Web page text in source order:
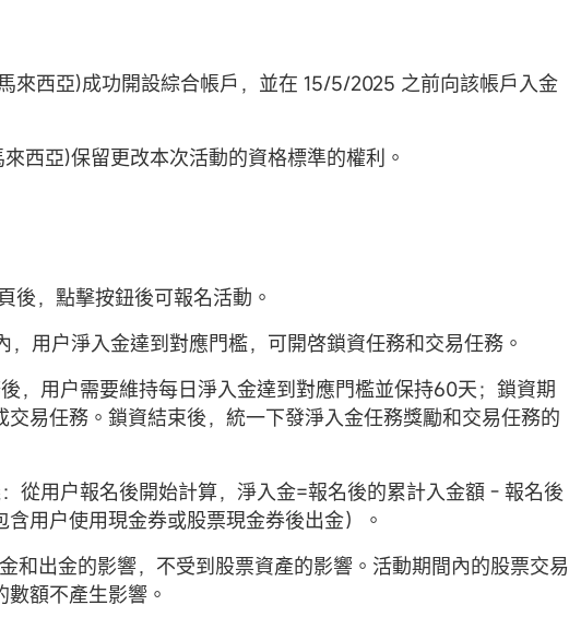
來西亞)成功開設綜合帳戶，並在 15/5/2025 之前向該帳戶入金
西亞)保留更改本次活動的資格標準的權利。
後，點擊按鈕後可報名活動。
，用户淨入金達到對應門檻，可開啓鎖資任務和交易任務。
，用户需要維持每日淨入金達到對應門檻並保持60天；鎖資期
交易任務。鎖資結束後，統一下發淨入金任務獎勵和交易任務的
從用户報名後開始計算，淨入金=報名後的累計入金額 - 報名後
含用户使用現金券或股票現金券後出金）。
和出金的影響，不受到股票資產的影響。活動期間內的股票交易
額不產生影響。